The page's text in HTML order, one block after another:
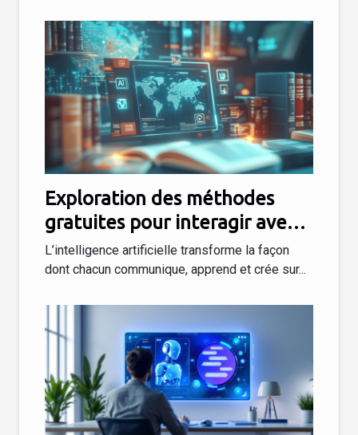
Exploration des méthodes
gratuites pour interagir avec
l'IA en français
L’intelligence artificielle transforme la façon
dont chacun communique, apprend et crée sur...